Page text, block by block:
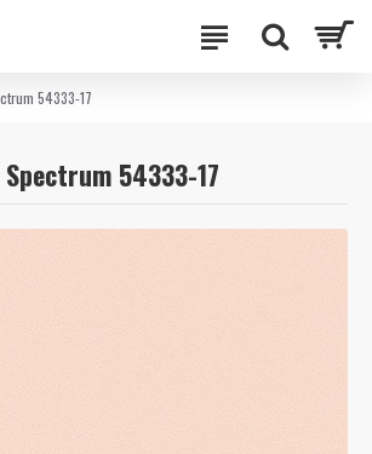
54333-17
54333-17